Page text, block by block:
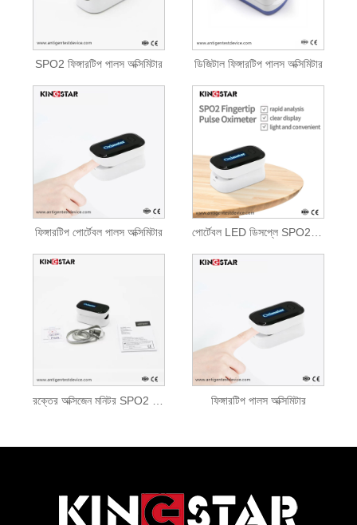
SPO2 ফিঙ্গারটিপ পালস অক্সিমিটার ডিজিটাল ফিঙ্গারটিপ পালস অক্সিমিটার
ফিঙ্গারটিপ পোর্টেবল পালস অক্সিমিটার
ফিঙ্গারটিপ পালস অক্সিমিটার